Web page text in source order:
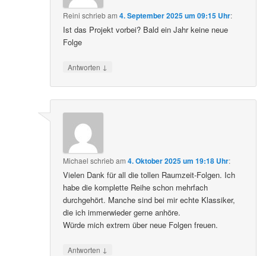
Reini schriebam4. September 2025 um 09:15 Uhr:
Ist das Projekt vorbei? Bald ein Jahr keine neue
Folge
Antworten ↓
Michael schriebam4. Oktober 2025 um 19:18 Uhr:
Vielen Dank für all die tollen Raumzeit-Folgen. Ich
habe die komplette Reihe schon mehrfach
durchgehört. Manche sind bei mir echte Klassiker,
die ich immerwieder gerne anhöre.
Würde mich extrem über neue Folgen freuen.
Antworten ↓